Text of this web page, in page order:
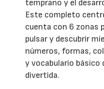
temprano y el
Este completo
cuenta con 6 zonas
pulsar y descubrir
números, formas,
y vocabulario básico
divertida.